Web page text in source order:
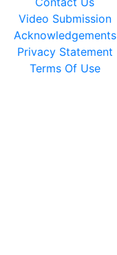
Video Submission
Acknowledgements
Privacy Statement
Terms Of Use